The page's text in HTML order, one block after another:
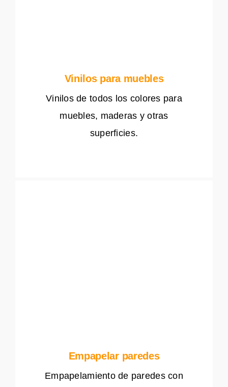
Vinilos para muebles
Vinilos de todos los colores para
muebles, maderas y otras
superficies.
Empapelar paredes
Empapelamiento de paredes con